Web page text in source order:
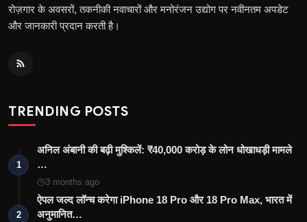
रोज़गार के अवसरों, तकनीकी नवाचारों और मनोरंजन उद्योग पर नवीनतम अपडेट
और जानकारी प्रदान करती है।
TRENDING POSTS
1
अनिल अंबानी की बढ़ी मुश्किलें: ₹40,000 करोड़ के लोन धोखाधड़ी मामले
…
3 months ago
2
ऐपल जल्द लॉन्च करेगा iPhone 18 Pro और 18 Pro Max, भारत में
अनुमानित…